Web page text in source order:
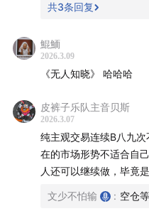
共3条回复
鯤鮞
2026.3.09
《无人知晓》 哈哈哈
皮裤子乐队主音贝斯
2026.3.07
纯主观交易连续B八九
在的市场形势不适合自
人还可以继续做，毕竟
文少不怕输 : 空仓